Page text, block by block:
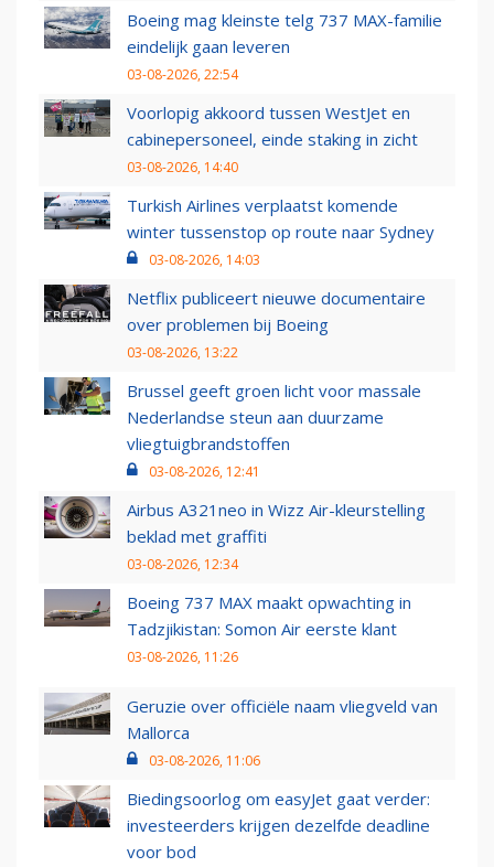
Boeing mag kleinste telg 737 MAX-familie
eindelijk gaan leveren
03-08-2026, 22:54
Voorlopig akkoord tussen WestJet en
cabinepersoneel, einde staking in zicht
03-08-2026, 14:40
Turkish Airlines verplaatst komende
winter tussenstop op route naar Sydney
03-08-2026, 14:03
Netflix publiceert nieuwe documentaire
over problemen bij Boeing
03-08-2026, 13:22
Brussel geeft groen licht voor massale
Nederlandse steun aan duurzame
vliegtuigbrandstoffen
03-08-2026, 12:41
Airbus A321neo in Wizz Air-kleurstelling
beklad met graffiti
03-08-2026, 12:34
Boeing 737 MAX maakt opwachting in
Tadzjikistan: Somon Air eerste klant
03-08-2026, 11:26
Geruzie over officiële naam vliegveld van
Mallorca
03-08-2026, 11:06
Biedingsoorlog om easyJet gaat verder:
investeerders krijgen dezelfde deadline
voor bod